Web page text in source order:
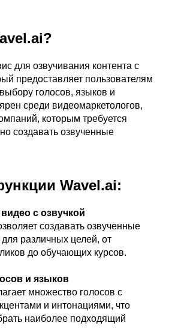
для озвучивания контента с
предоставляет пользователям
голосов, языков и
среди видеомаркетологов,
которым требуется
создавать озвученные
Wavel.ai:
с озвучкой
создавать озвученные
различных целей, от
до обучающих курсов.
и языков
множество голосов с
и интонациями, что
наиболее подходящий